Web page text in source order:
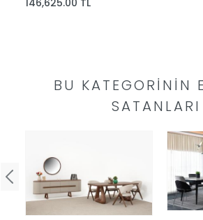
BU KATEGORININ
SATANLARI